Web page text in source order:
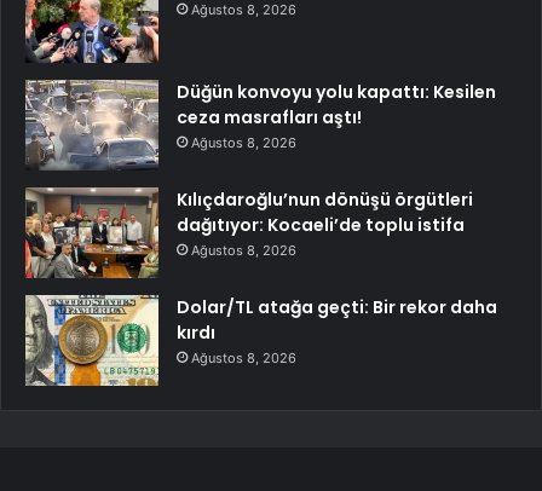
Ağustos 8, 2026
Düğün konvoyu yolu kapattı: Kesilen
ceza masrafları aştı!
Ağustos 8, 2026
Kılıçdaroğlu’nun dönüşü örgütleri
dağıtıyor: Kocaeli’de toplu istifa
Ağustos 8, 2026
Dolar/TL atağa geçti: Bir rekor daha
kırdı
Ağustos 8, 2026